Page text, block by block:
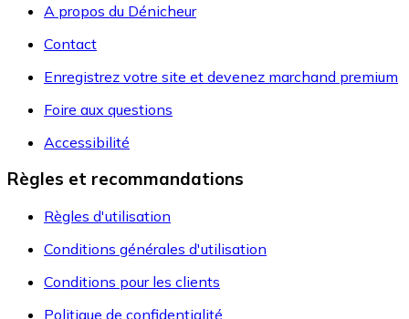
A propos du Dénicheur
Contact
Enregistrez votre site et devenez marchand premium
Foire aux questions
Accessibilité
Règles et recommandations
Règles d'utilisation
Conditions générales d'utilisation
Conditions pour les clients
Politique de confidentialité